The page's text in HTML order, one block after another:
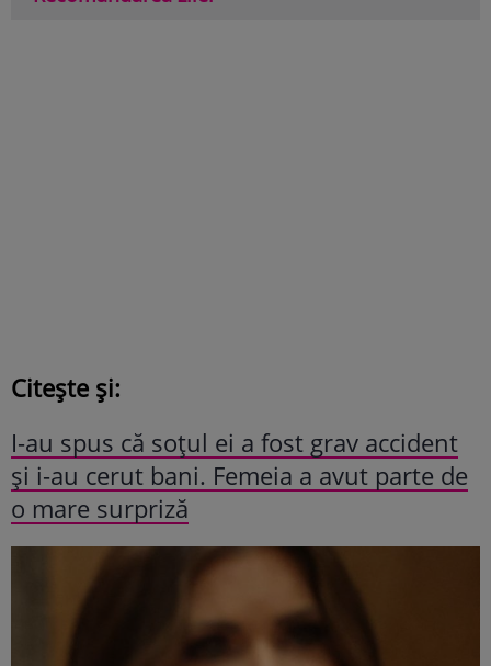
Citește și:
I-au spus că soțul ei a fost grav accident
și i-au cerut bani. Femeia a avut parte de
o mare surpriză